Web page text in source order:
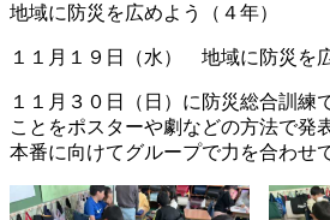
地域に防災を広めよう（４年）
１１月１９日（水） 地域に防災を
１１月３０日（日）に防災総合訓練
ことをポスターや劇などの方法で発
本番に向けてグループで力を合わせ